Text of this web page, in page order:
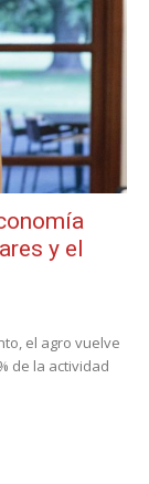
y el
el agro vuelve
de la actividad